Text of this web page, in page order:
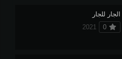
الجار للجار
0
2021